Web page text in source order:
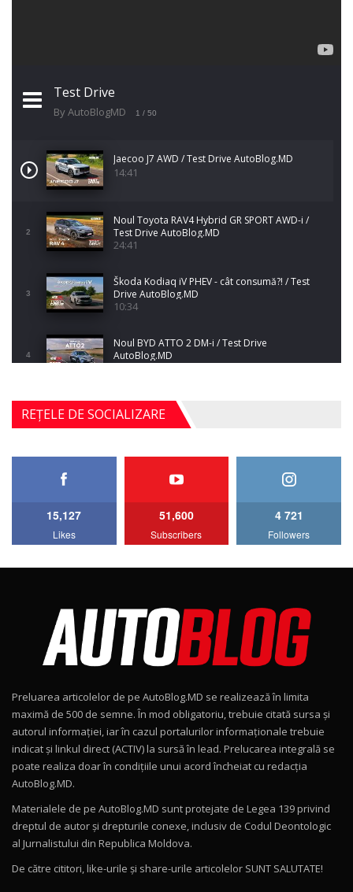
Test Drive
By AutoBlogMD 1 / 50
Jaecoo J7 AWD / Test Drive AutoBlog.MD
14:41
2
Noul Toyota RAV4 Hybrid GR SPORT AWD-i /
Test Drive AutoBlog.MD
24:41
3
Škoda Kodiaq iV PHEV - cât consumă?! / Test
Drive AutoBlog.MD
10:34
4
Noul BYD ATTO 2 DM-i / Test Drive
AutoBlog.MD
17:35
5
Noul Mercedes-Benz S-Class facelift (S 580
4MATIC V223) / Test Drive AutoBlog.MD
27:33
AutoBlog.MD
15:08
Noul Geely EX2 / Test Drive AutoBlog.MD
15:22
Mercedes-AMG E 53 HYBRID 4MATIC+ / Test
Drive AutoBlog.MD
16:27
11
Noul Volvo ES90 / Test Drive AutoBlog.MD
12
Noul MG HS / Test Drive AutoBlog.MD
16:48
REȚELE DE SOCIALIZARE
15,127
Likes
51,600
Subscribers
4 721
Followers
Preluarea articolelor de pe AutoBlog.MD se realizează în limita
maximă de 500 de semne. În mod obligatoriu, trebuie citată sursa și
autorul informației, iar în cazul portalurilor informaționale trebuie
indicat și linkul direct (ACTIV) la sursă în lead. Prelucarea integrală se
poate realiza doar în condițiile unui acord încheiat cu redacţia
AutoBlog.MD.
Materialele de pe AutoBlog.MD sunt protejate de Legea 139 privind
dreptul de autor și drepturile conexe, inclusiv de Codul Deontologic
al Jurnalistului din Republica Moldova.
De către cititori, like-urile şi share-urile articolelor SUNT SALUTATE!